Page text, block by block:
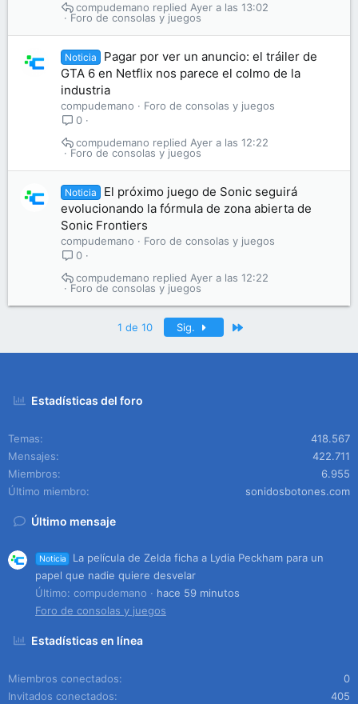
Foro de consolas y juegos
Ayer a las 13:02
compudemano
Noticia
Pagar por ver un anuncio: el tráiler de
GTA 6 en Netflix nos parece el colmo de la
industria
compudemano
Foro de consolas y juegos
0
Foro de consolas y juegos
Ayer a las 12:22
compudemano
Noticia
El próximo juego de Sonic seguirá
evolucionando la fórmula de zona abierta de
Sonic Frontiers
compudemano
Foro de consolas y juegos
0
Foro de consolas y juegos
Ayer a las 12:22
compudemano
1 de 10 Sig.
Estadísticas del foro
Temas
418.567
Mensajes
422.711
Miembros
6.955
Último miembro
sonidosbotones.com
Último mensaje
Noticia
La película de Zelda ficha a Lydia Peckham para un
papel que nadie quiere desvelar
Último: compudemano
hace 59 minutos
Foro de consolas y juegos
Estadísticas en línea
Miembros conectados
0
Invitados conectados
405